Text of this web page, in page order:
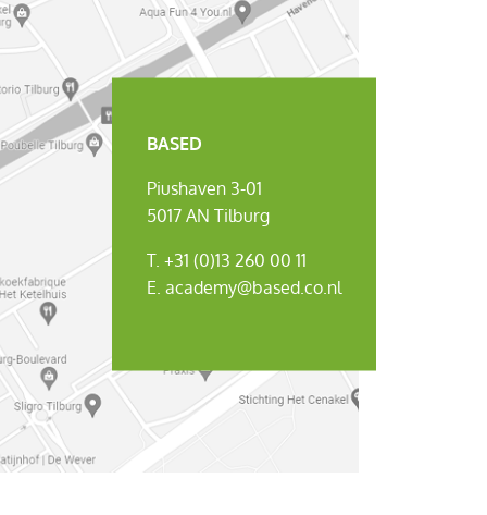
BASED
Piushaven 3-01
5017 AN Tilburg
T. +31 (0)13 260 00 11
E. academy@based.co.nl